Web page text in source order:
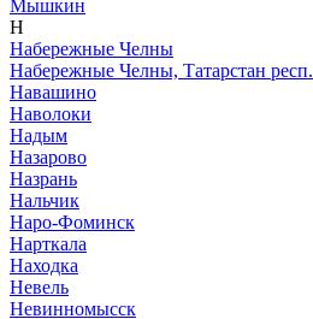
Мышкин
Н
Набережные Челны
Набережные Челны, Татарстан респ.
Навашино
Наволоки
Надым
Назарово
Назрань
Нальчик
Наро-Фоминск
Нарткала
Находка
Невель
Невинномысск